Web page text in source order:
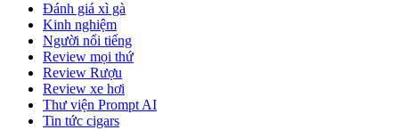
Đánh giá xì gà
Kinh nghiệm
Người nổi tiếng
Review mọi thứ
Review Rượu
Review xe hơi
Thư viện Prompt AI
Tin tức cigars